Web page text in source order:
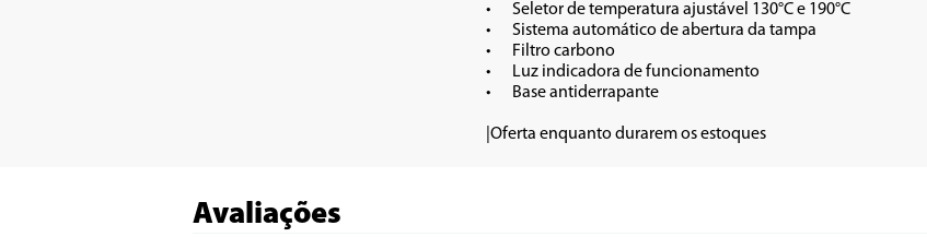
•	Seletor de temperatura ajustável 130°C e 190°C
•	Sistema automático de abertura da tampa
•	Filtro carbono
•	Luz indicadora de funcionamento
•	Base antiderrapante
|Oferta enquanto durarem os estoques
Avaliações